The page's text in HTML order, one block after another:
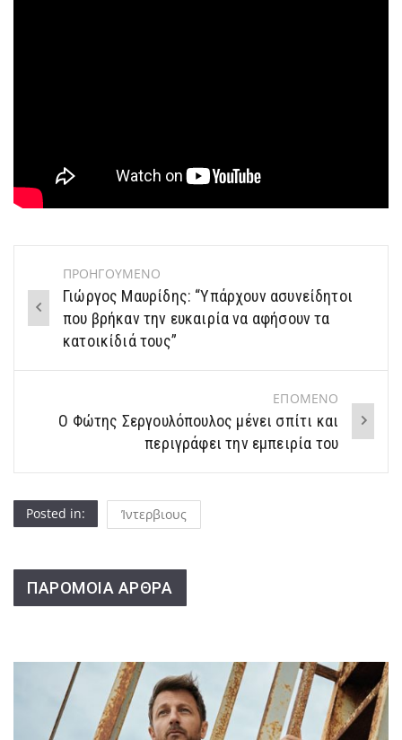
Post
navigation
ΠΡΟΗΓΟΥΜΕΝΟ
Γιώργος Μαυρίδης: “Υπάρχουν ασυνείδητοι
που βρήκαν την ευκαιρία να αφήσουν τα
κατοικίδιά τους”
ΕΠΟΜΕΝΟ
Ο Φώτης Σεργουλόπουλος μένει σπίτι και
περιγράφει την εμπειρία του
Posted in: Ίντερβιους
ΠΑΡΟΜΟΙΑ ΑΡΘΡΑ